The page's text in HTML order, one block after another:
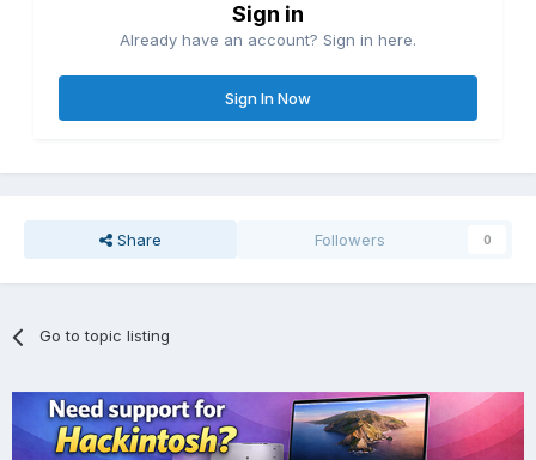
Sign in
Already have an account? Sign in here.
Sign In Now
Share Followers 0
Go to topic listing